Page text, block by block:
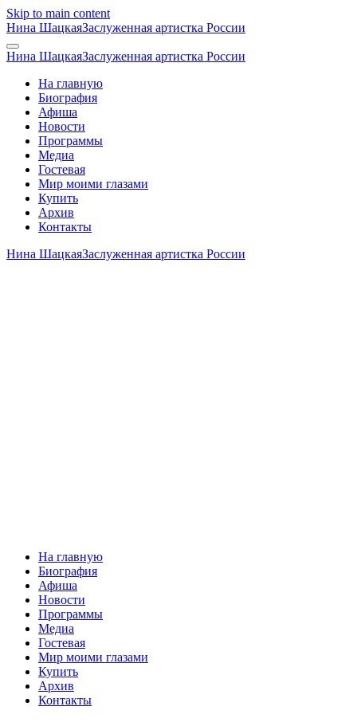
Skip to main content
Нина ШацкаяЗаслуженная артистка России
Нина ШацкаяЗаслуженная артистка России
На главную
Биография
Афиша
Новости
Программы
Медиа
Гостевая
Мир моими глазами
Купить
Архив
Контакты
Нина ШацкаяЗаслуженная артистка России
На главную
Биография
Афиша
Новости
Программы
Медиа
Гостевая
Мир моими глазами
Купить
Архив
Контакты